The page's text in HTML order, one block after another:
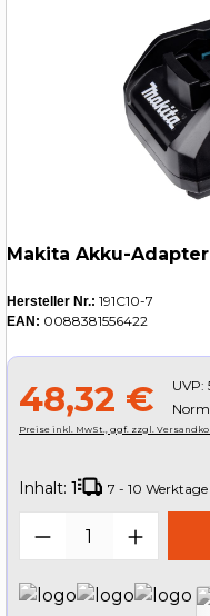
Makita Akku-Adapter
Hersteller Nr.: 191C10-7
EAN: 0088381556422
48,32 € UVP:
Preise inkl. MwSt., ggf. zzgl.
Inhalt: 1 7 - 10 Werktage
Produkt